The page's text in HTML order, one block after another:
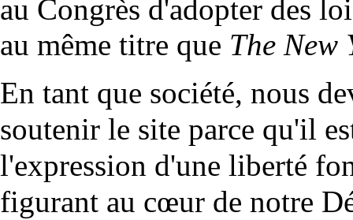
au Congrès d'adopter des
au même titre que The New
En tant que société, nous
soutenir le site parce qu'il
l'expression d'une liberté
figurant au cœur de notre